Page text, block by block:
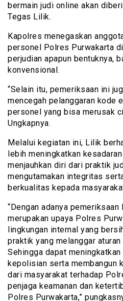
bermain judi online akan
Tegas Lilik.
Kapolres menegaskan
personel Polres Purwakarta
perjudian apapun bentuknya,
konvensional.
“Selain itu, pemeriksaan ini
mencegah pelanggaran kode
personel yang bisa merusak
Ungkapnya.
Melalui kegiatan ini, Lilik
lebih meningkatkan
menjauhkan diri dari praktik
mengutamakan integritas
berkualitas kepada
“Dengan adanya
merupakan upaya Polres
lingkungan internal yang
praktik yang melanggar
Sehingga dapat
kepolisian serta membangun
dari masyarakat terhadap
penjaga keamanan dan
Polres Purwakarta,”